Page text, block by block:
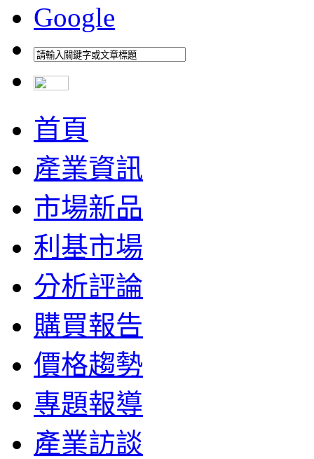
Google
首頁
產業資訊
市場新品
利基市場
分析評論
購買報告
價格趨勢
專題報導
產業訪談